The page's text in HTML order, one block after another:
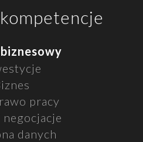
pracy
negocjacje
danych